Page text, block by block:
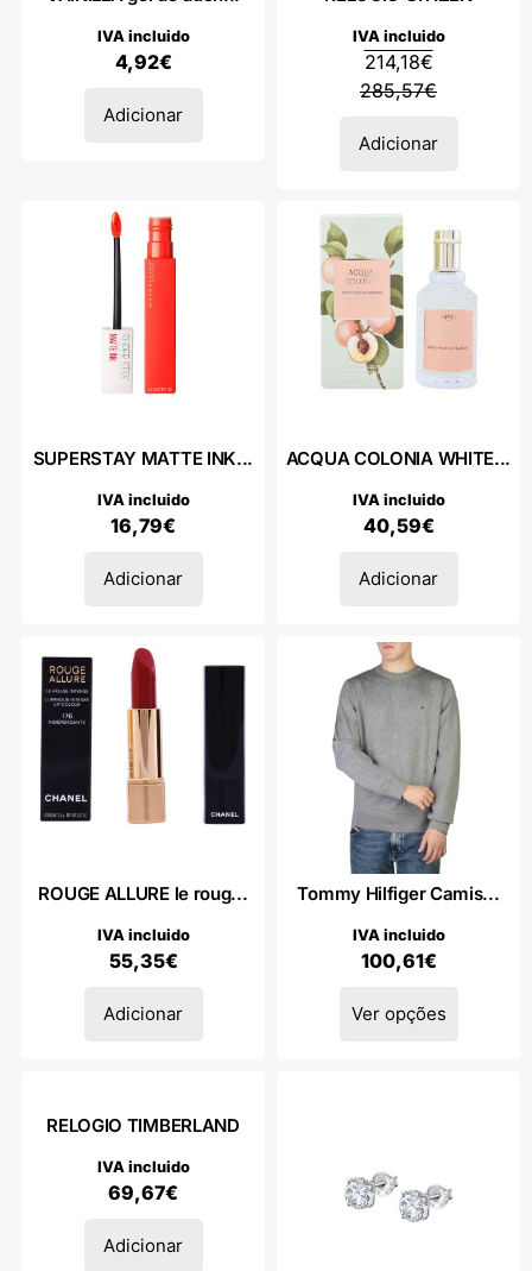
4,92€
IVA incluido
Adicionar
285,57€
214,18€
IVA incluido
Adicionar
SUPERSTAY MATTE INK...
16,79€
IVA incluido
Adicionar
ACQUA COLONIA WHITE...
40,59€
IVA incluido
Adicionar
ROUGE ALLURE le roug...
55,35€
IVA incluido
Adicionar
Tommy Hilfiger Camis...
100,61€
IVA incluido
Ver opções
RELOGIO TIMBERLAND
69,67€
IVA incluido
Adicionar